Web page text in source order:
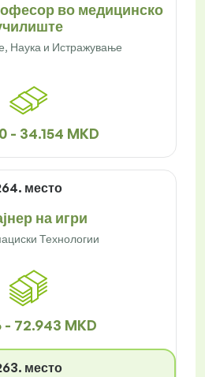
во медицинско
Наука и Истражување
- 34.154 MKD
место
на игри
Технологии
- 72.943 MKD
место